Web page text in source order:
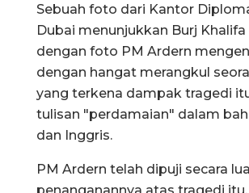
Sebuah foto dari Kantor
Dubai menunjukkan Burj
dengan foto PM Ardern
dengan hangat merangkul
yang terkena dampak tragedi
tulisan "perdamaian" dalam
dan Inggris.
PM Ardern telah dipuji secara